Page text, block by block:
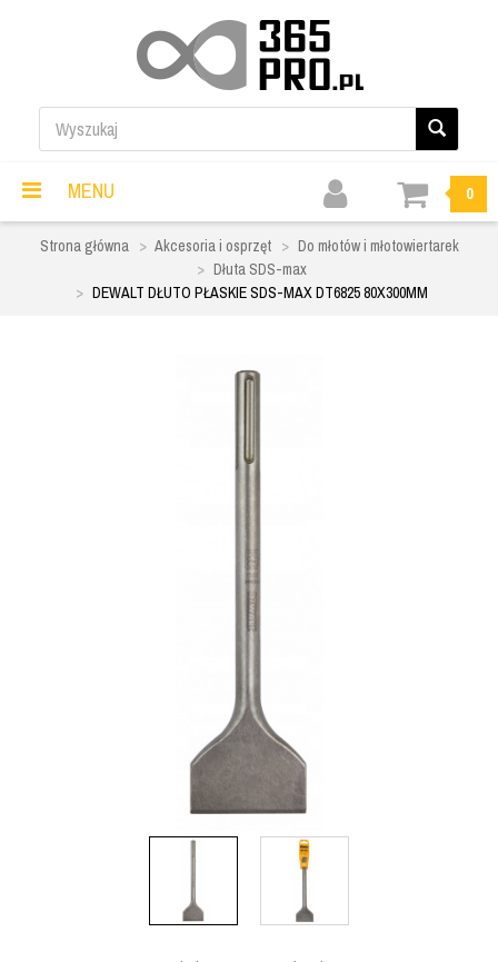
MENU 0
Strona główna Akcesoria i osprzęt
Do młotów i młotowiertarek
Dłuta SDS-max
DEWALT DŁUTO PŁASKIE SDS-MAX DT6825 80X300MM